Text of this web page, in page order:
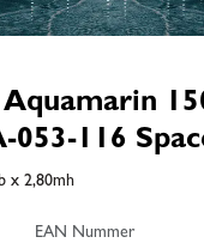
053-116
x 2,80mh
EAN Nummer